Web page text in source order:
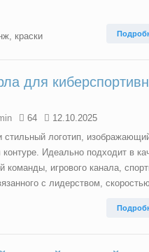
, краски
для
64
12.10.2025
стильный логотип,
Идеально подходит в
команды, игрового канала,
с лидерством,